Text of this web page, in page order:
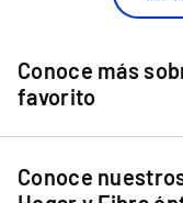
Conoce más
favorito
Chip Entel
Apple iPhone 11
Conoce